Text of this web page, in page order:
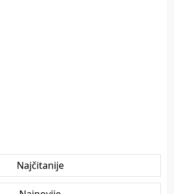
Najčitanije